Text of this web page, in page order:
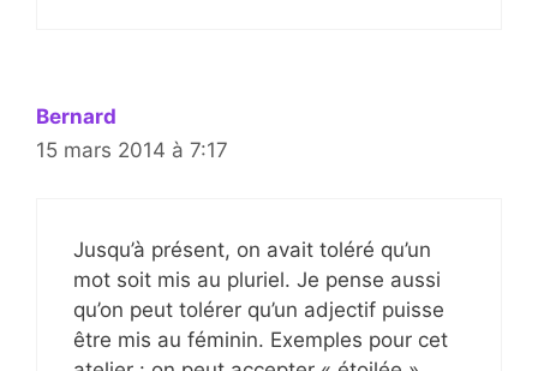
Bernard
15 mars 2014 à 7:17
Jusqu’à présent, on avait toléré qu’un
mot soit mis au pluriel. Je pense aussi
qu’on peut tolérer qu’un adjectif puisse
être mis au féminin. Exemples pour cet